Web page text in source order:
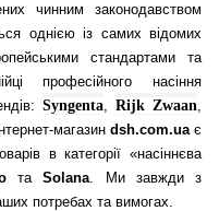
чинним законодавством
однією із самих відомих
стандартами та
професійного насіння
Syngenta Rijk Zwaan
магазин dsh.com.ua є
в категорії «насіннєва
таSolana . Ми завжди з
потребах та вимогах.